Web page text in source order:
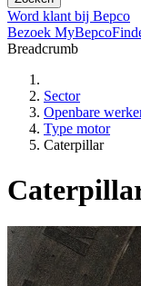
Word klant bij Bepco
Bezoek
Breadcrumb
Sector
Openbare
Type motor
Caterpillar